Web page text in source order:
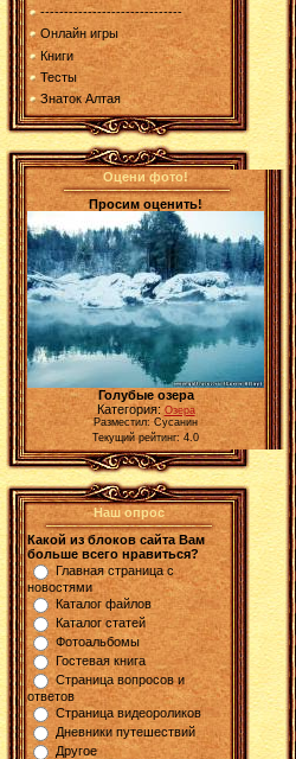
------------------------------
Онлайн игры
Книги
Тесты
Знаток Алтая
Оцени фото!
Просим оценить!
Голубые озера
Категория:Озера
Разместил: Сусанин
Текущий рейтинг: 4.0
Наш опрос
Какой из блоков сайта Вам
больше всего нравиться?
Главная страница с
новостями
Каталог файлов
Каталог статей
Фотоальбомы
Гостевая книга
Страница вопросов и
ответов
Страница видеороликов
Дневники путешествий
Другое